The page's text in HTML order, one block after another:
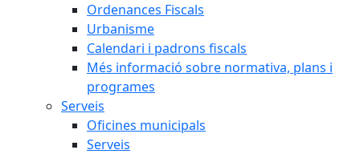
Ordenances Fiscals
Urbanisme
Calendari i padrons fiscals
Més informació sobre normativa, plans i
programes
Serveis
Oficines municipals
Serveis